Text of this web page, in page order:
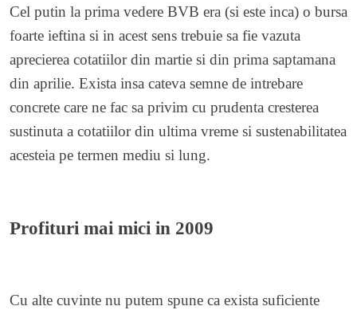
Cel putin la prima vedere BVB era (si este inca) o bursa
foarte ieftina si in acest sens trebuie sa fie vazuta
aprecierea cotatiilor din martie si din prima saptamana
din aprilie. Exista insa cateva semne de intrebare
concrete care ne fac sa privim cu prudenta cresterea
sustinuta a cotatiilor din ultima vreme si sustenabilitatea
acesteia pe termen mediu si lung.
Profituri mai mici in 2009
Cu alte cuvinte nu putem spune ca exista suficiente